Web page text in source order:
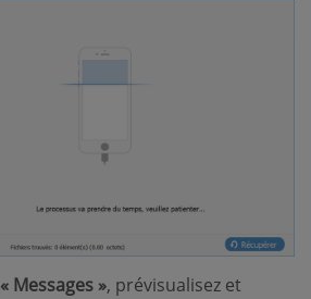
« Messages », prévisualisez et